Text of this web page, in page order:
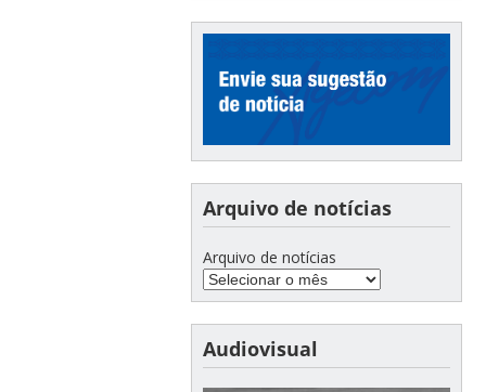
Arquivo de notícias
Arquivo de notícias
Audiovisual